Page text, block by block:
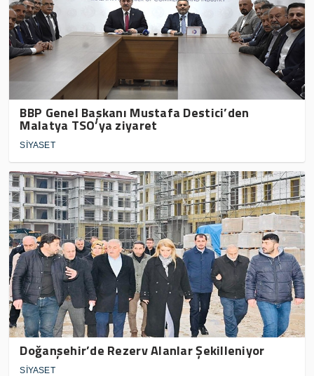
BBP Genel Başkanı Mustafa Destici’den
Malatya TSO’ya ziyaret
SİYASET
Doğanşehir’de Rezerv Alanlar Şekilleniyor
SİYASET